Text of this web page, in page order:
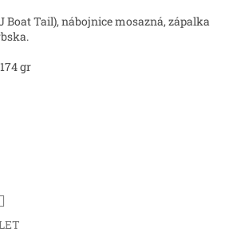
Boat Tail), nábojnice mosazná, zápalka
gr